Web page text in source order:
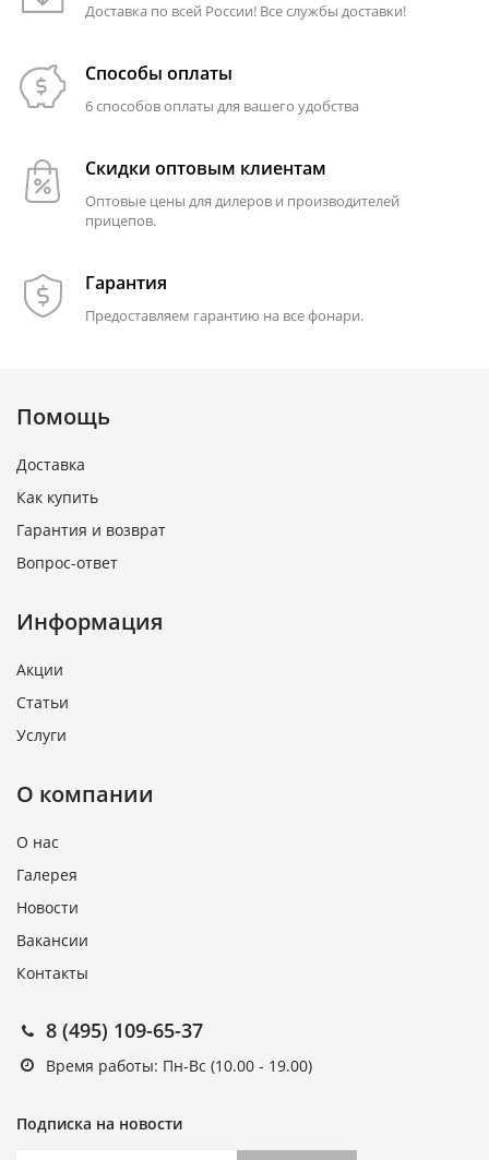
Доставка по всей России! Все службы доставки!
Способы оплаты
6 способов оплаты для вашего удобства
Скидки оптовым клиентам
Оптовые цены для дилеров и производителей
прицепов.
Гарантия
Предоставляем гарантию на все фонари.
Помощь
Доставка
Как купить
Гарантия и возврат
Вопрос-ответ
Информация
Акции
Статьи
Услуги
О компании
О нас
Галерея
Новости
Вакансии
Контакты
8 (495) 109-65-37
Время работы: Пн-Вс (10.00 - 19.00)
Подписка на новости